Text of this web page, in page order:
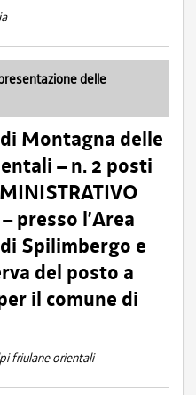
delle
Montagna delle
– n. 2 posti
presso l’Area
Spilimbergo e
del posto a
il comune di
friulane orientali